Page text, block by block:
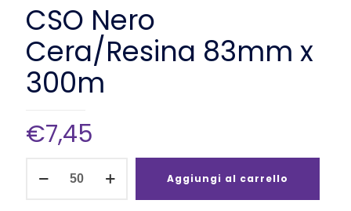
CSO Nero
Cera/Resina 83mm x
300m
€7,45
Nero
Aggiungi al carrello